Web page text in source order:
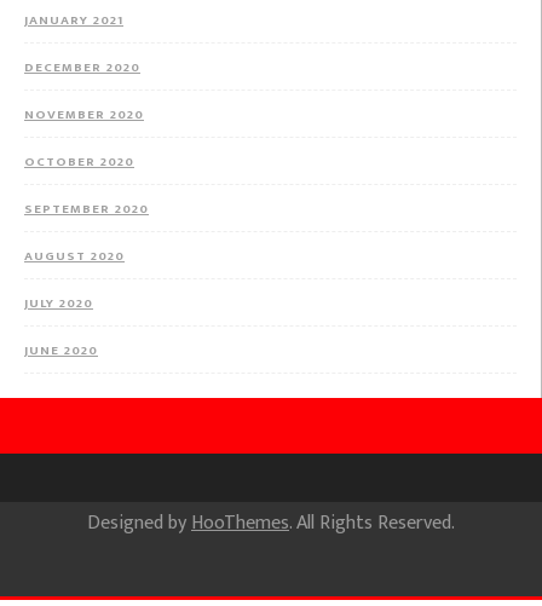
JANUARY 2021
DECEMBER 2020
NOVEMBER 2020
OCTOBER 2020
SEPTEMBER 2020
AUGUST 2020
JULY 2020
JUNE 2020
Designed byHooThemes. All Rights Reserved.